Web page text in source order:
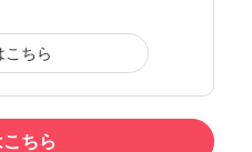
こちら
ちら